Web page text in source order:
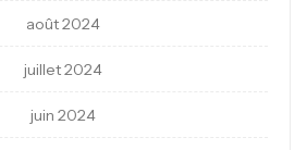
août 2024
juillet 2024
juin 2024